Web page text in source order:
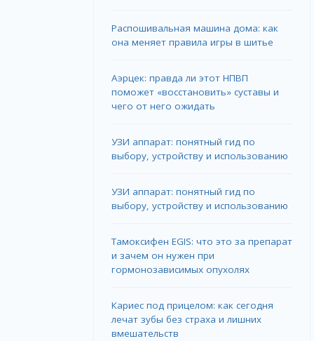
Распошивальная машина дома: как
она меняет правила игры в шитье
Аэрцек: правда ли этот НПВП
поможет «восстановить» суставы и
чего от него ожидать
УЗИ аппарат: понятный гид по
выбору, устройству и использованию
УЗИ аппарат: понятный гид по
выбору, устройству и использованию
Тамоксифен EGIS: что это за препарат
и зачем он нужен при
гормонозависимых опухолях
Кариес под прицелом: как сегодня
лечат зубы без страха и лишних
вмешательств